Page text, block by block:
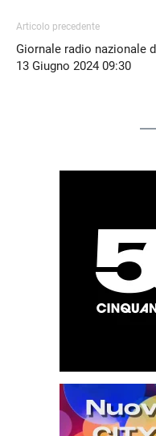
Articolo precedente
Giornale radio nazionale
13 Giugno 2024 09:30